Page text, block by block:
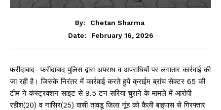
By:
Chetan Sharma
Date:
February 16, 2026
फरीदाबाद- फरीदाबाद पुलिस द्वारा अपराध व अपराधियों पर लगातार कार्रवाई की
जा रही है। जिसके निरंतर में कार्रवाई करते हुये क्राईम ब्रांच सेक्टर 65 की
टीम ने कंस्ट्रक्शन साइट से 9.5 टन सरिया चुराने के मामले में आरोपी
रहीश(20) व नासिर(25) वासी तावडू जिला नूंह को कैली बाइपास से गिरफ्तार